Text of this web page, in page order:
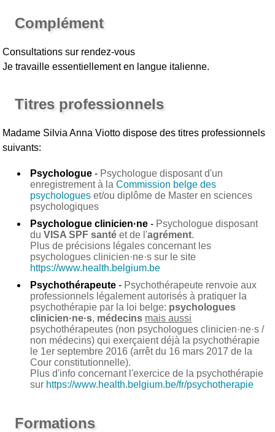
Complément
Consultations sur rendez-vous
Je travaille essentiellement en langue italienne.
Titres professionnels
Madame Silvia Anna Viotto dispose des titres professionnels
suivants:
Psychologue - Psychologue disposant d'un
enregistrement à laCommission belge des
psychologues et/ou diplôme de Master en sciences
psychologiques
Psychologue clinicien·ne - Psychologue disposant
duVISA SPF santé et de l'agrément.
Plus de précisions légales concernant les
psychologues clinicien·ne·s sur le site
https://www.health.belgium.be
Psychothérapeute - Psychothérapeute renvoie aux
professionnels légalement autorisés à pratiquer la
psychothérapie par la loi belge: psychologues
clinicien·ne·s, médecins mais aussi
psychothérapeutes (non psychologues clinicien·ne·s /
non médecins) qui exerçaient déjà la psychothérapie
le 1er septembre 2016 (arrêt du 16 mars 2017 de la
Cour constitutionnelle).
Plus d'info concernant l'exercice de la psychothérapie
sur https://www.health.belgium.be/fr/psychotherapie
Formations